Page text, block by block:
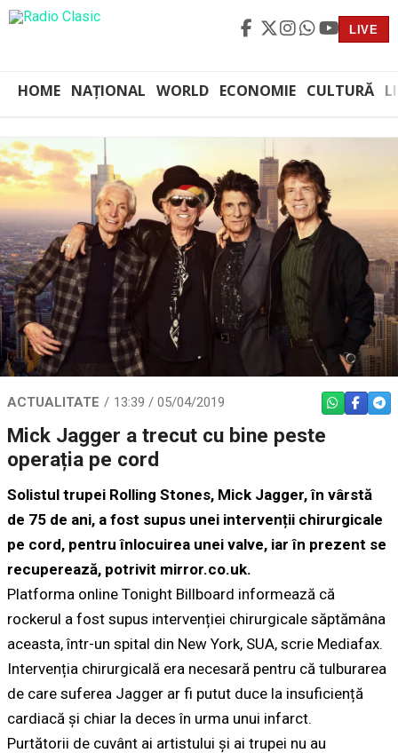
LIVE
HOME NAȚIONAL WORLD ECONOMIE CULTURĂ
ACTUALITATE 13:39 / 05/04/2019 WHATSAPP
Mick Jagger a trecut cu bine peste
operația pe cord
Solistul trupei Rolling Stones, Mick Jagger, în vârstă
de 75 de ani, a fost supus unei intervenții chirurgicale
pe cord, pentru înlocuirea unei valve, iar în prezent se
recuperează, potrivit mirror.co.uk.
Platforma online Tonight Billboard informează că
rockerul a fost supus intervenției chirurgicale săptămâna
aceasta, într-un spital din New York, SUA, scrie Mediafax.
Intervenția chirurgicală era necesară pentru că tulburarea
de care suferea Jagger ar fi putut duce la insuficiență
cardiacă și chiar la deces în urma unui infarct.
Purtătorii de cuvânt ai artistului și ai trupei nu au